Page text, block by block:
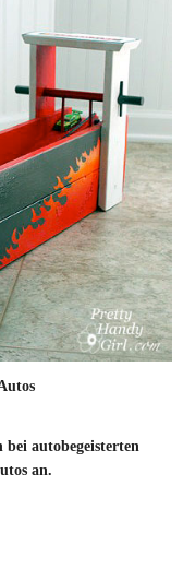
autobegeisterten
an.
Autos